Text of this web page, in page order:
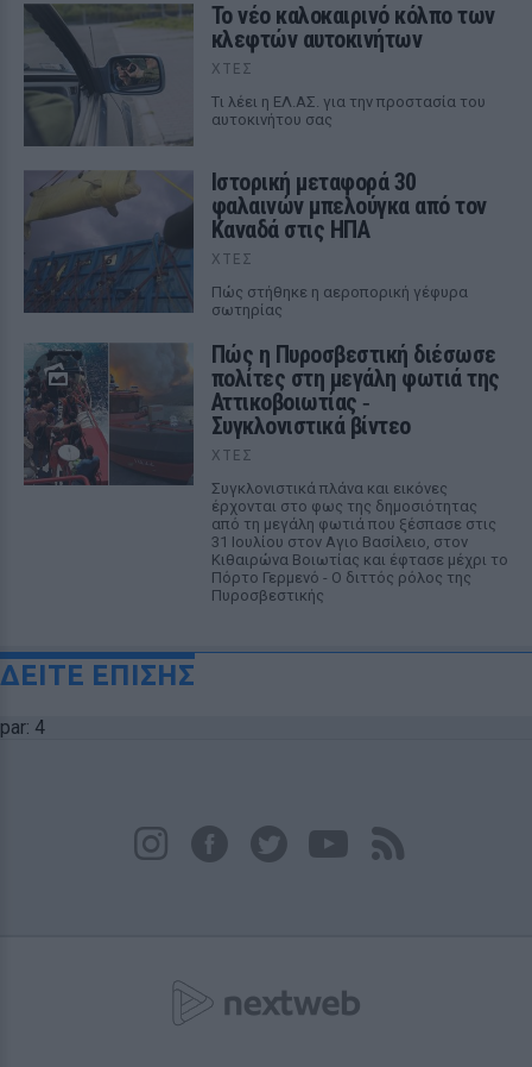
Το νέο καλοκαιρινό κόλπο των
κλεφτών αυτοκινήτων
ΧΤΕΣ
Tι λέει η ΕΛ.ΑΣ. για την προστασία του
αυτοκινήτου σας
Ιστορική μεταφορά 30
φαλαινών μπελούγκα από τον
Καναδά στις ΗΠΑ
ΧΤΕΣ
Πώς στήθηκε η αεροπορική γέφυρα
σωτηρίας
Πώς η Πυροσβεστική διέσωσε
πολίτες στη μεγάλη φωτιά της
Αττικοβοιωτίας ‑
Συγκλονιστικά βίντεο
ΧΤΕΣ
Συγκλονιστικά πλάνα και εικόνες
έρχονται στο φως της δημοσιότητας
από τη μεγάλη φωτιά που ξέσπασε στις
31 Ιουλίου στον Αγιο Βασίλειο, στον
Κιθαιρώνα Βοιωτίας και έφτασε μέχρι το
Πόρτο Γερμενό - Ο διττός ρόλος της
Πυροσβεστικής
ΔΕΙΤΕ ΕΠΙΣΗΣ
par: 4